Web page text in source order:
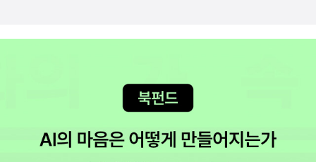
더듬거나...
당당하거나... 곰곰생
각하는발'이 인지과학적 지식을 총동원하여 모나리자의 미소가 가짜
라는 것을 증명해 보이려고 하는 것처럼, 심문자 또한 모든 과학적 측
있고 사람 뒤통수를 칠 줄 안다는 느낌이었다.<블레이드 러너>의 원
혼란스럽다. 단편은 차라리 짧기라도 하지, 장편은 파괴력이 더 크다.
하지만 그렇기 때문에 이쪽이 PKD의 진면목이구나 싶다. 너무 천재
적이라서 미친 사람, 뛰어났기 때문에 그냥 미치지도 못하고그걸 작